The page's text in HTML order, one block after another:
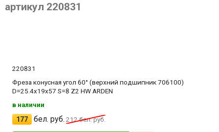
артикул 220831
220831
Фреза конусная угол 60° (верхний подшипник 706100)
D=25.4x19x57 S=8 Z2 HW ARDEN
в наличии
177 бел. руб. 212бел. руб.